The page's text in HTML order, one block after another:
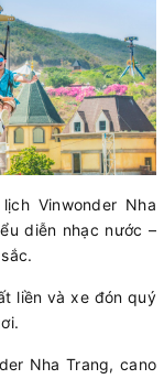
Vinwonder Nha
diễn nhạc nước –
liền và xe đón quý
Nha Trang, cano